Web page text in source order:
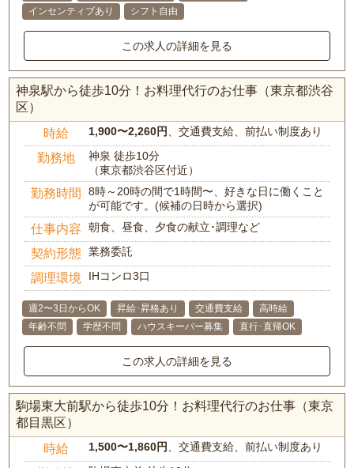
インセンティブあり
シフト自由
この求人の詳細を見る
神泉駅から徒歩10分！お料理代行のお仕事（東京都渋谷
区）
時給 1,900〜2,260円、交通費支給、前払い制度あり
勤務地
神泉 徒歩10分
（東京都渋谷区付近）
勤務時間
8時～20時の間で1時間〜、好きな日に働くこと
が可能です。(候補の日時から選択)
仕事内容 朝食、昼食、夕食の献立･調理など
契約形態 業務委託
調理環境 IHコンロ3口
週2〜3日からOK 昇給･昇格あり 交通費支給
高時給
年齢不問
学歴不問 ハウスキーパー募集 直行･直帰OK
この求人の詳細を見る
駒場東大前駅から徒歩10分！お料理代行のお仕事（東京
都目黒区）
時給 1,500〜1,860円、交通費支給、前払い制度あり